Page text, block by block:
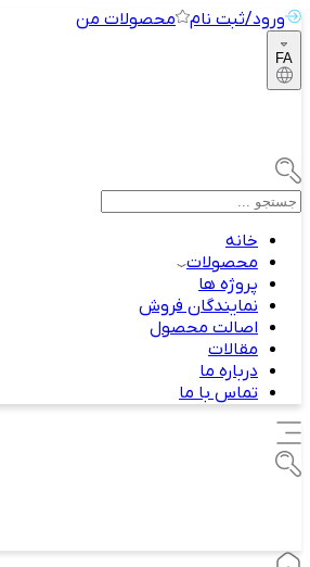
ورود/ثبت نام محصولات من
FA
خانه
محصولات
پروژه ها
نمایندگان فروش
اصالت محصول
مقالات
درباره ما
تماس با ما